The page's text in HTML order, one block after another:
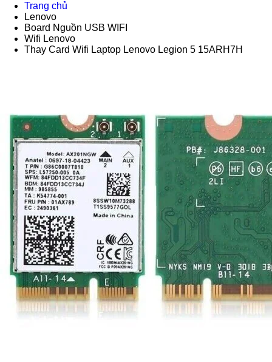
Trang chủ
Lenovo
Board Nguồn USB WIFI
Wifi Lenovo
Thay Card Wifi Laptop Lenovo Legion 5 15ARH7H